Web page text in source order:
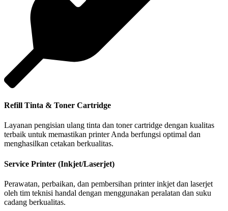
Refill Tinta & Toner Cartridge
Layanan pengisian ulang tinta dan toner cartridge dengan kualitas
terbaik untuk memastikan printer Anda berfungsi optimal dan
menghasilkan cetakan berkualitas.
Service Printer (Inkjet/Laserjet)
Perawatan, perbaikan, dan pembersihan printer inkjet dan laserjet
oleh tim teknisi handal dengan menggunakan peralatan dan suku
cadang berkualitas.